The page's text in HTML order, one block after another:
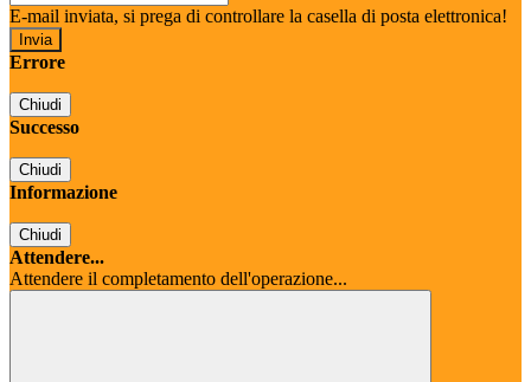
E-mail inviata, si prega di controllare la casella di posta elettronica!
Errore
Chiudi
Successo
Chiudi
Informazione
Chiudi
Attendere...
Attendere il completamento dell'operazione...